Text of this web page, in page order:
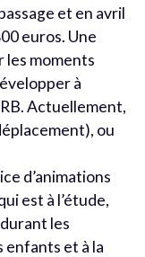
et en avril
euros. Une
les moments
à
Actuellement,
ou
d’animations
est à l’étude,
les
enfants et à la